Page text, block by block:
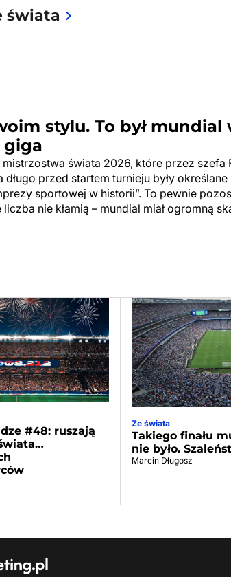
świata
stylu. To był mundial
giga
mistrzostwa świata 2026, które przez szefa
długo przed startem turnieju były określane
sportowej w historii”. To pewnie
nie kłamią – mundial miał ogromną
#48: ruszają
Ze świata
Takiego finału
nie było.
Marcin Długosz